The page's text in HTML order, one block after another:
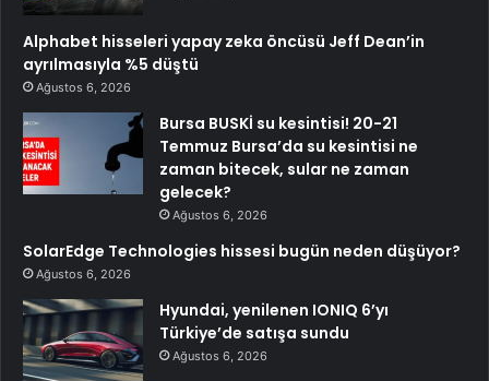
Alphabet hisseleri yapay zeka öncüsü Jeff Dean’in
ayrılmasıyla %5 düştü
Ağustos 6, 2026
Bursa BUSKİ su kesintisi! 20-21
Temmuz Bursa’da su kesintisi ne
zaman bitecek, sular ne zaman
gelecek?
Ağustos 6, 2026
SolarEdge Technologies hissesi bugün neden düşüyor?
Ağustos 6, 2026
Hyundai, yenilenen IONIQ 6’yı
Türkiye’de satışa sundu
Ağustos 6, 2026